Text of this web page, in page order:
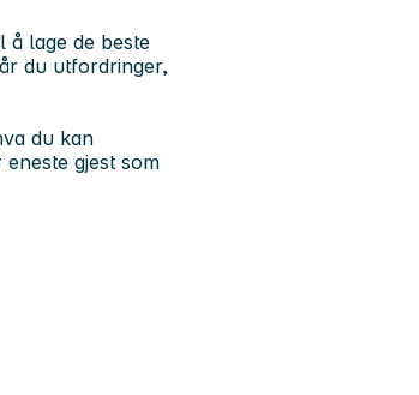
lage de beste
du utfordringer,
du kan
gjest som